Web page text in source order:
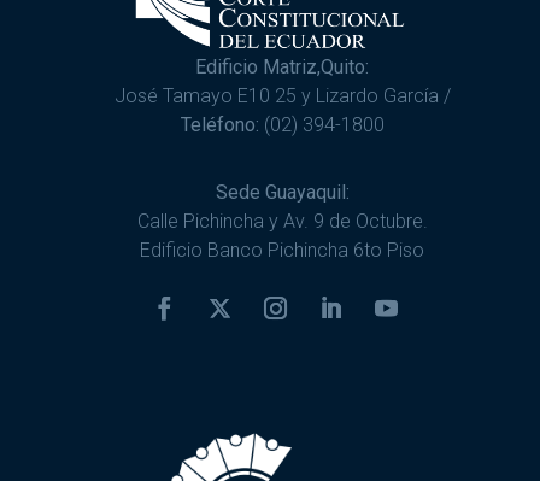
Edificio Matriz,Quito:
José Tamayo E10 25 y Lizardo García /
Teléfono: (02) 394-1800
Sede Guayaquil:
Calle Pichincha y Av. 9 de Octubre.
Edificio Banco Pichincha 6to Piso